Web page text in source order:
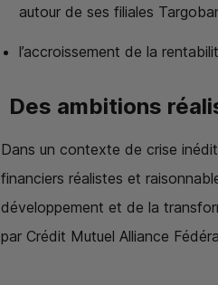
autour de ses filiales
l’accroissement de la
Des ambitions
Dans un contexte de crise
financiers réalistes et
développement et de la
par Crédit Mutuel Alliance